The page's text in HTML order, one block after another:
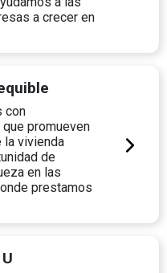
a crecer en
con
promueven
la vivienda
de
en las
prestamos